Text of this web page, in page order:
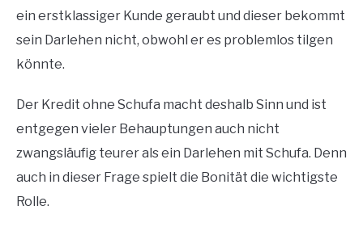
ein erstklassiger Kunde geraubt und dieser bekommt
sein Darlehen nicht, obwohl er es problemlos tilgen
könnte.
Der Kredit ohne Schufa macht deshalb Sinn und ist
entgegen vieler Behauptungen auch nicht
zwangsläufig teurer als ein Darlehen mit Schufa. Denn
auch in dieser Frage spielt die Bonität die wichtigste
Rolle.